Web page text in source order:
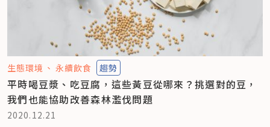
生態環境 永續飲食 趨勢
平時喝豆漿、吃豆腐，這些黃豆從哪來？挑選對的豆，
我們也能協助改善森林濫伐問題
2020.12.21